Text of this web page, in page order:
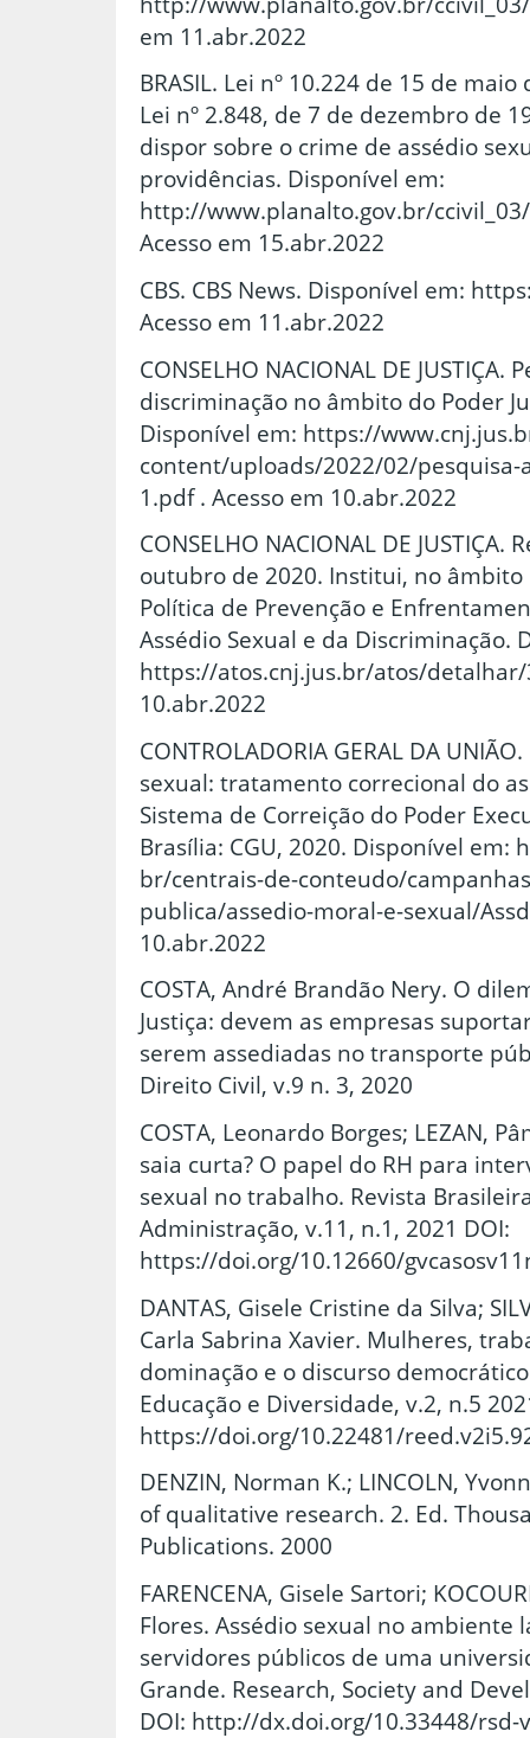
em 11.abr.2022
BRASIL. Lei nº 10.224 de 15 de
Lei nº 2.848, de 7 de dezembro de
dispor sobre o crime de assédio
providências. Disponível em:
http://www.planalto.gov.br/
Acesso em 15.abr.2022
CBS. CBS News. Disponível em:
Acesso em 11.abr.2022
CONSELHO NACIONAL DE
discriminação no âmbito do Poder
Disponível em: https://
content/uploads/2022/02/pesquisa-
1.pdf . Acesso em 10.abr.2022
CONSELHO NACIONAL DE
outubro de 2020. Institui, no âmbito
Política de Prevenção e
Assédio Sexual e da Discriminação.
https://atos.cnj.jus.br/atos/detalhar/
10.abr.2022
CONTROLADORIA GERAL DA
sexual: tratamento correcional do
Sistema de Correição do Poder
Brasília: CGU, 2020. Disponível
br/centrais-de-conteudo/
publica/assedio-moral-e-sexual/
10.abr.2022
COSTA, André Brandão Nery. O
Justiça: devem as empresas
serem assediadas no transporte
Direito Civil, v.9 n. 3, 2020
COSTA, Leonardo Borges; LEZAN,
saia curta? O papel do RH para
sexual no trabalho. Revista
Administração, v.11, n.1, 2021 DOI:
https://doi.org/10.12660/
DANTAS, Gisele Cristine da Silva;
Carla Sabrina Xavier. Mulheres,
dominação e o discurso
Educação e Diversidade, v.2, n.5
https://doi.org/10.22481/
DENZIN, Norman K.; LINCOLN,
of qualitative research. 2. Ed.
Publications. 2000
FARENCENA, Gisele Sartori;
Flores. Assédio sexual no ambiente
servidores públicos de uma
Grande. Research, Society and
DOI: http://dx.doi.org/10.33448/rsd-